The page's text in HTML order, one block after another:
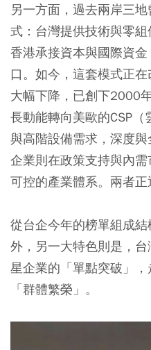
另一方面，過去兩岸三
式：台灣提供技術與零組
香港承接資本與國際資
口。如今，這套模式正
大幅下降，已創下2000
長動能轉向美歐的CSP
與高階設備需求，深度
企業則在政策支持與內
可控的產業體系。兩者正
從台企今年的榜單組成
外，另一大特色則是，
星企業的「單點突破」
「群體繁榮」。